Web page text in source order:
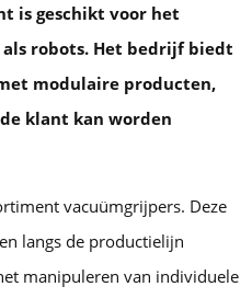
is geschikt voor het
robots. Het bedrijf biedt
modulaire producten,
klant kan worden
vacuümgrijpers. Deze
langs de productielijn
manipuleren van individuele